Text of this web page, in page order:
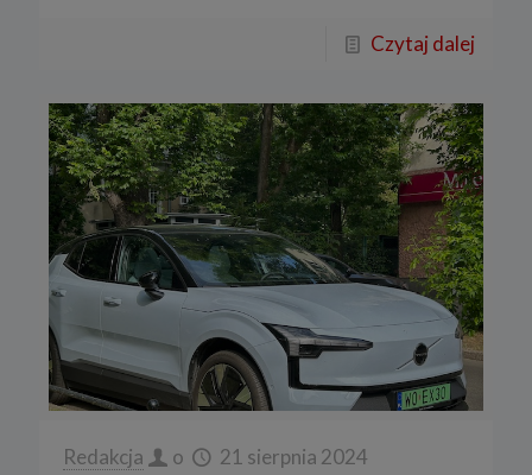
Czytaj dalej
Redakcja o 21 sierpnia 2024